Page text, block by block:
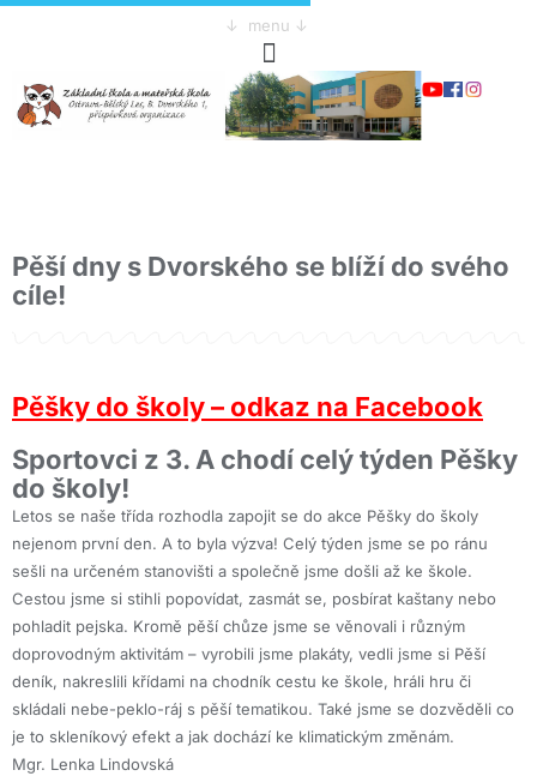
↓ menu ↓
Pěší dny s Dvorského se blíží do svého
cíle!
Pěšky do školy – odkaz na Facebook
Sportovci z 3. A chodí celý týden Pěšky
do školy!
Letos se naše třída rozhodla zapojit se do akce Pěšky do školy
nejenom první den. A to byla výzva! Celý týden jsme se po ránu
sešli na určeném stanovišti a společně jsme došli až ke škole.
Cestou jsme si stihli popovídat, zasmát se, posbírat kaštany nebo
pohladit pejska. Kromě pěší chůze jsme se věnovali i různým
doprovodným aktivitám – vyrobili jsme plakáty, vedli jsme si Pěší
deník, nakreslili křídami na chodník cestu ke škole, hráli hru či
skládali nebe-peklo-ráj s pěší tematikou. Také jsme se dozvěděli co
je to skleníkový efekt a jak dochází ke klimatickým změnám.
Mgr. Lenka Lindovská